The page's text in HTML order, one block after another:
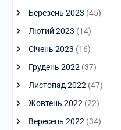
Березень 2023 (45)
Лютий 2023 (14)
Січень 2023 (16)
Грудень 2022 (37)
Листопад 2022 (47)
Жовтень 2022 (22)
Вересень 2022 (34)